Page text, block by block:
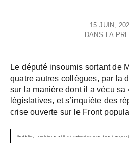
15 JUIN,
DANS LA
Le député insoumis sortant de
quatre autres collègues, par la
sur la manière dont il a vécu sa
législatives, et s’inquiète des
crise ouverte sur le Front